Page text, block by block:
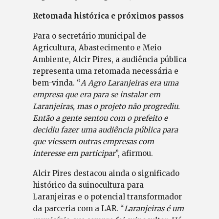
Retomada histórica e próximos passos
Para o secretário municipal de
Agricultura, Abastecimento e Meio
Ambiente, Alcir Pires, a audiência pública
representa uma retomada necessária e
bem-vinda. “A Agro Laranjeiras era uma
empresa que era para se instalar em
Laranjeiras, mas o projeto não progrediu.
Então a gente sentou com o prefeito e
decidiu fazer uma audiência pública para
que viessem outras empresas com
interesse em participar”, afirmou.
Alcir Pires destacou ainda o significado
histórico da suinocultura para
Laranjeiras e o potencial transformador
da parceria com a LAR. “Laranjeiras é um